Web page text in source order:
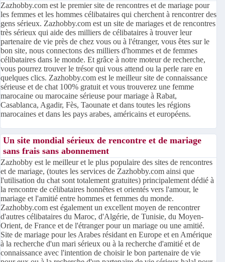
Zazhobby.com est le premier site de rencontres et de mariage pour
les femmes et les hommes célibataires qui cherchent à rencontrer des
gens sérieux. Zazhobby.com est un site de mariages et de rencontres
très sérieux qui aide des milliers de célibataires à trouver leur
partenaire de vie près de chez vous ou à l'étranger, vous êtes sur le
bon site, nous connectons des milliers d'hommes et de femmes
célibataires dans le monde. Et grâce à notre moteur de recherche,
vous pourrez trouver le trésor qui vous attend ou la perle rare en
quelques clics. Zazhobby.com est le meilleur site de connaissance
sérieuse et de chat 100% gratuit et vous trouverez une femme
marocaine ou marocaine sérieuse pour mariage à Rabat,
Casablanca, Agadir, Fès, Taounate et dans toutes les régions
marocaines et dans les pays arabes, américains et européens.
Un site mondial sérieux de rencontre et de mariage
sans frais sans abonnement
Zazhobby est le meilleur et le plus populaire des sites de rencontres
et de mariage, (toutes les services de Zazhobby.com ainsi que
l'utilisation du chat sont totalement gratuites) principalement dédié à
la rencontre de célibataires honnêtes et orientés vers l'amour, le
mariage et l'amitié entre hommes et femmes du monde.
Zazhobby.com est également un excellent moyen de rencontrer
d'autres célibataires du Maroc, d'Algérie, de Tunisie, du Moyen-
Orient, de France et de l'étranger pour un mariage ou une amitié.
Site de mariage pour les Arabes résidant en Europe et en Amérique
à la recherche d'un mari sérieux ou à la recherche d'amitié et de
connaissance avec l'intention de choisir le bon partenaire de vie